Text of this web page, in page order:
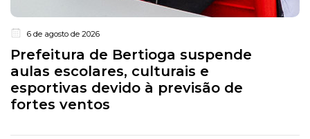
6 de agosto de 2026
Prefeitura de Bertioga suspende
aulas escolares, culturais e
esportivas devido à previsão de
fortes ventos